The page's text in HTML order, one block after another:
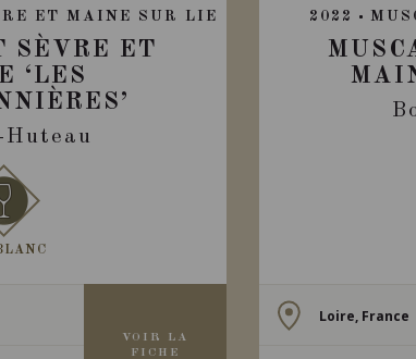
ET MAINE SUR LIE
SÈVRE ET
‘LES
Huteau
VOIR LA
FICHE
2022
Loire, France